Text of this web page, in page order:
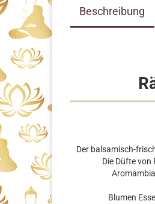
Beschreibung
Der balsamisch-
Die Düfte
Blumen